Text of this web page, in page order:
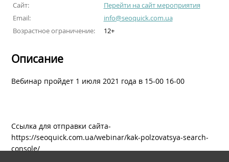
Сайт:
Перейти на сайт мероприятия
Email:
info@seoquick.com.ua
Возрастное ограничение:
12+
Описание
Вебинар пройдет 1 июля 2021 года в 15-00 16-00
Ссылка для отправки сайта-
https://seoquick.com.ua/webinar/kak-polzovatsya-search-
console/